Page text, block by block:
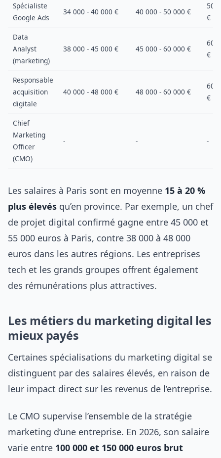
Spécialiste
Google Ads
34 000 - 40 000 € 40 000 - 50 000 €
50
€
Data
Analyst
(marketing)
38 000 - 45 000 € 45 000 - 60 000 €
60
€
Responsable
acquisition
digitale
40 000 - 48 000 € 48 000 - 60 000 €
60
€
Chief
Marketing
Officer
(CMO)
- - -
Les salaires à Paris sont en moyenne 15 à 20 %
plus élevés qu’en province. Par exemple, un chef
de projet digital confirmé gagne entre 45 000 et
55 000 euros à Paris, contre 38 000 à 48 000
euros dans les autres régions. Les entreprises
tech et les grands groupes offrent également
des rémunérations plus attractives.
Les métiers du marketing digital les
mieux payés
Certaines spécialisations du marketing digital se
distinguent par des salaires élevés, en raison de
leur impact direct sur les revenus de l’entreprise.
Le CMO supervise l’ensemble de la stratégie
marketing d’une entreprise. En 2026, son salaire
varie entre 100 000 et 150 000 euros brut